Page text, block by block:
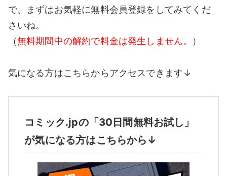
で、まずはお気軽に無料会員登録をしてみてくだ
さいね。
（無料期間中の解約で料金は発生しません。 ）
気になる方はこちらからアクセスできます↓
コミック.jpの「30日間無料お試し」
が気になる方はこちらから↓